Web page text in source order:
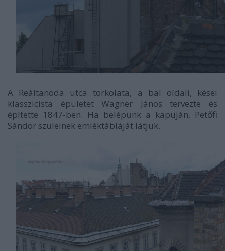
A Reáltanoda utca torkolata, a bal oldali, kései
klasszicista épületet Wagner János tervezte és
építette 1847-ben. Ha belépünk a kapuján, Petőfi
Sándor szüleinek emléktábláját látjuk.